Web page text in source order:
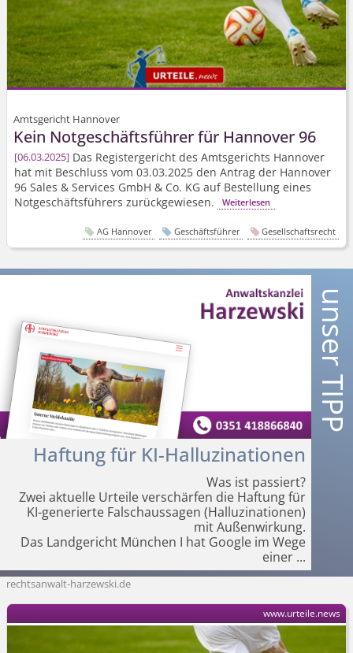
Amtsgericht Hannover
Kein Notgeschäftsführer für Hannover 96
06.03.2025 Das Registergericht des Amtsgerichts Hannover
hat mit Beschluss vom 03.03.2025 den Antrag der Hannover
96 Sales & Services GmbH & Co. KG auf Bestellung eines
Notgeschäftsführers zurückgewiesen.
Weiterlesen
AG Hannover Geschäftsführer Gesellschaftsrecht
Haftung für KI-Halluzinationen
Was ist passiert?
Zwei aktuelle Urteile verschärfen die Haftung für
KI-generierte Falschaussagen (Halluzinationen)
mit Außenwirkung.
Das Landgericht München I hat Google im Wege
einer ...
rechtsanwalt-harzewski.de
www.urteile.news